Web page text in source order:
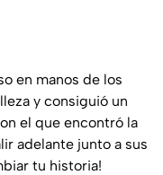
en manos de los
y consiguió un
el que encontró la
adelante junto a sus
tu historia!